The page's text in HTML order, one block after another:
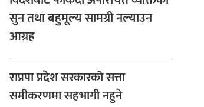
सुन तथा बहुमूल्य सामग्री नल्याउन
आग्रह
राप्रपा प्रदेश सरकारको सत्ता
समीकरणमा सहभागी नहुने